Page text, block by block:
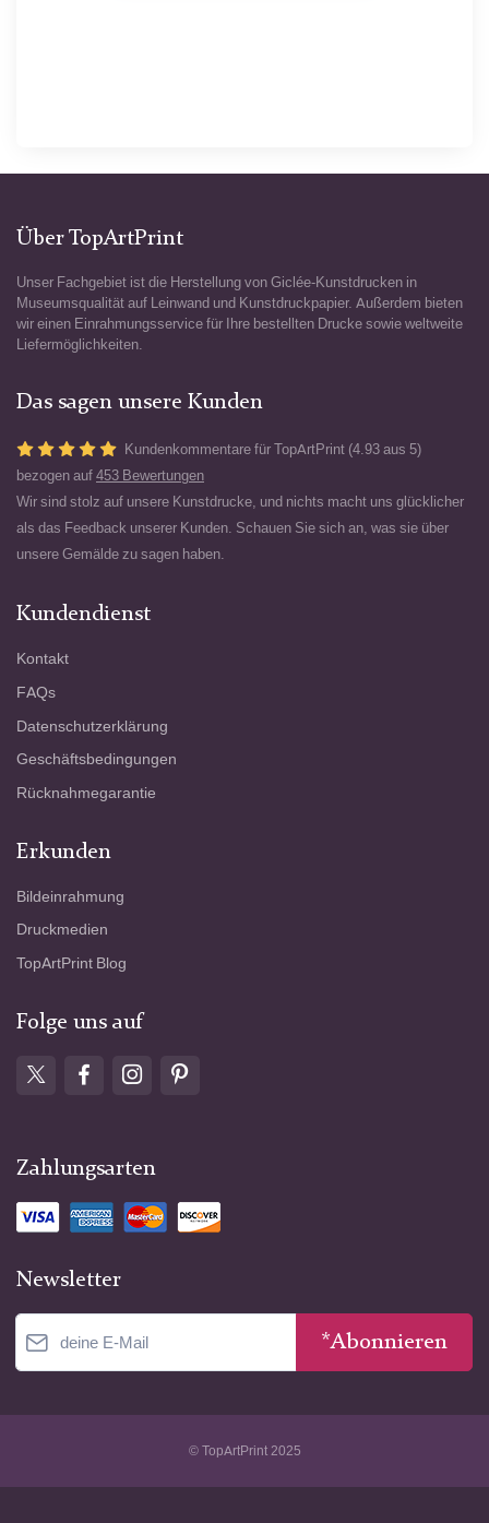
Über TopArtPrint
Unser Fachgebiet ist die Herstellung von Giclée-Kunstdrucken in
Museumsqualität auf Leinwand und Kunstdruckpapier. Außerdem bieten
wir einen Einrahmungsservice für Ihre bestellten Drucke sowie weltweite
Liefermöglichkeiten.
Das sagen unsere Kunden
Kundenkommentare für TopArtPrint (4.93 aus 5)
bezogen auf 453 Bewertungen
Wir sind stolz auf unsere Kunstdrucke, und nichts macht uns glücklicher
als das Feedback unserer Kunden. Schauen Sie sich an, was sie über
unsere Gemälde zu sagen haben.
Kundendienst
Kontakt
FAQs
Datenschutzerklärung
Geschäftsbedingungen
Rücknahmegarantie
Erkunden
Bildeinrahmung
Druckmedien
TopArtPrint Blog
Folge uns auf
Zahlungsarten
Newsletter
*Abonnieren
© TopArtPrint 2025